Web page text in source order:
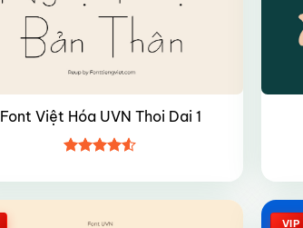
Font Việt Hóa UVN Thoi Dai 1
hạng4.5
VIP